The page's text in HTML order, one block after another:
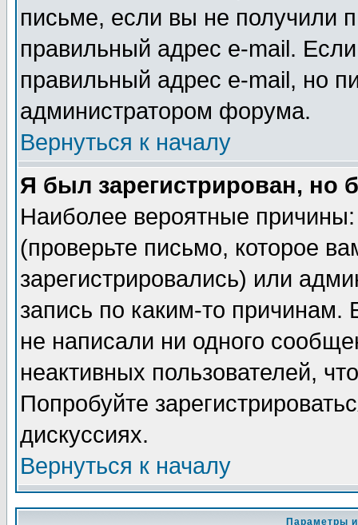
письме, если вы не получили
правильный адрес e-mail.
правильный адрес e-mail, но
администратором форума.
Вернуться к началу
Я был зарегистрирован, но
Наиболее вероятные
(проверьте письмо, которое
зарегистрировались) или
запись по каким-то
не написали ни одного
неактивных пользователей,
Попробуйте
дискуссиях.
Вернуться к началу
Параметры